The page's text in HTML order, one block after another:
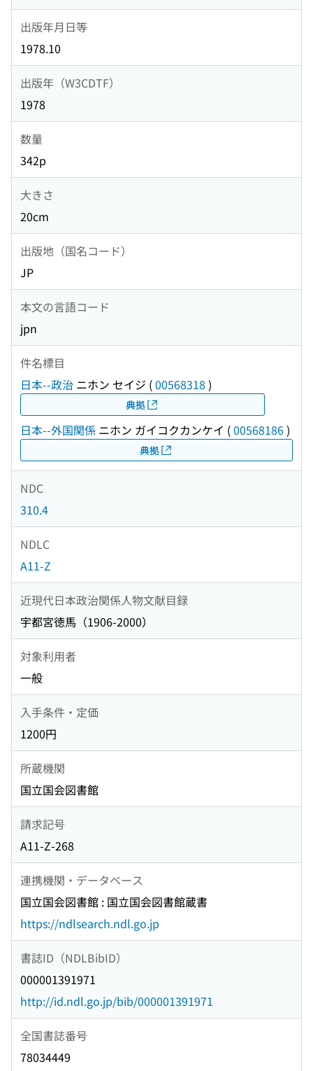
出版年月日等
1978.10
出版年（W3CDTF）
1978
数量
342p
大きさ
20cm
出版地（国名コード）
JP
本文の言語コード
jpn
件名標目
日本--政治 ニホン セイジ (00568318 )
典拠
日本--外国関係 ニホン ガイコクカンケイ (00568186)
典拠
NDC
310.4
NDLC
A11-Z
近現代日本政治関係人物文献目録
宇都宮徳馬（1906-2000）
対象利用者
一般
入手条件・定価
1200円
所蔵機関
国立国会図書館
請求記号
A11-Z-268
連携機関・データベース
国立国会図書館 : 国立国会図書館蔵書
https://ndlsearch.ndl.go.jp
書誌ID（NDLBibID）
000001391971
http://id.ndl.go.jp/bib/000001391971
全国書誌番号
78034449